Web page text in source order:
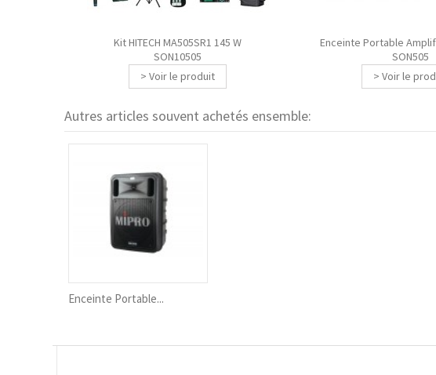
Kit HITECH MA505SR1 145 W
SON10505
> Voir le produit
Enceinte Portable
SON505
> Voir le
Autres articles souvent achetés ensemble:
Enceinte Portable...